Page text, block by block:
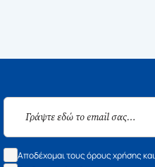
Αποδέχομαι τους όρους χρήσης